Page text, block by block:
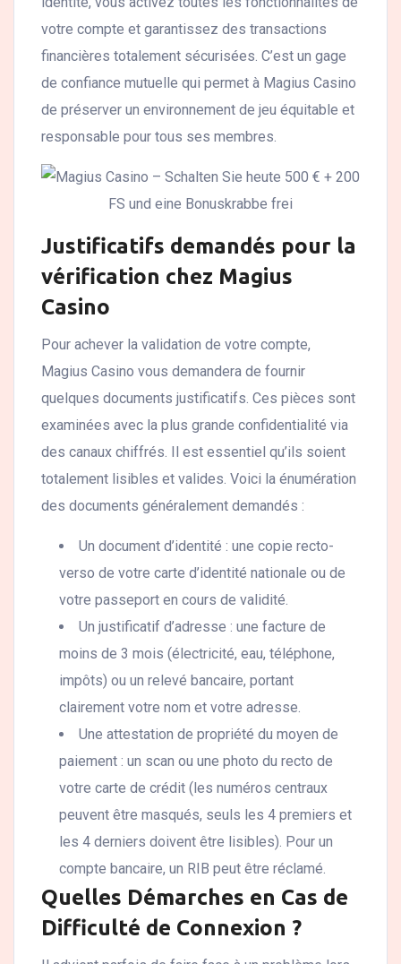
votre compte et garantissez des transactions
financières totalement sécurisées. C’est un gage
de confiance mutuelle qui permet à Magius Casino
de préserver un environnement de jeu équitable et
responsable pour tous ses membres.
Justificatifs demandés pour la
vérification chez Magius
Casino
Pour achever la validation de votre compte,
Magius Casino vous demandera de fournir
quelques documents justificatifs. Ces pièces sont
examinées avec la plus grande confidentialité via
des canaux chiffrés. Il est essentiel qu’ils soient
totalement lisibles et valides. Voici la énumération
des documents généralement demandés :
Un document d’identité : une copie recto-
verso de votre carte d’identité nationale ou de
votre passeport en cours de validité.
Un justificatif d’adresse : une facture de
moins de 3 mois (électricité, eau, téléphone,
impôts) ou un relevé bancaire, portant
clairement votre nom et votre adresse.
Une attestation de propriété du moyen de
paiement : un scan ou une photo du recto de
votre carte de crédit (les numéros centraux
peuvent être masqués, seuls les 4 premiers et
les 4 derniers doivent être lisibles). Pour un
compte bancaire, un RIB peut être réclamé.
Quelles Démarches en Cas de
Difficulté de Connexion ?